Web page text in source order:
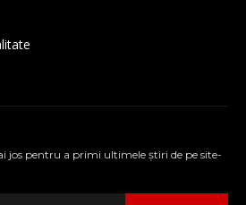
jos pentru a primi ultimele ştiri de pe site-